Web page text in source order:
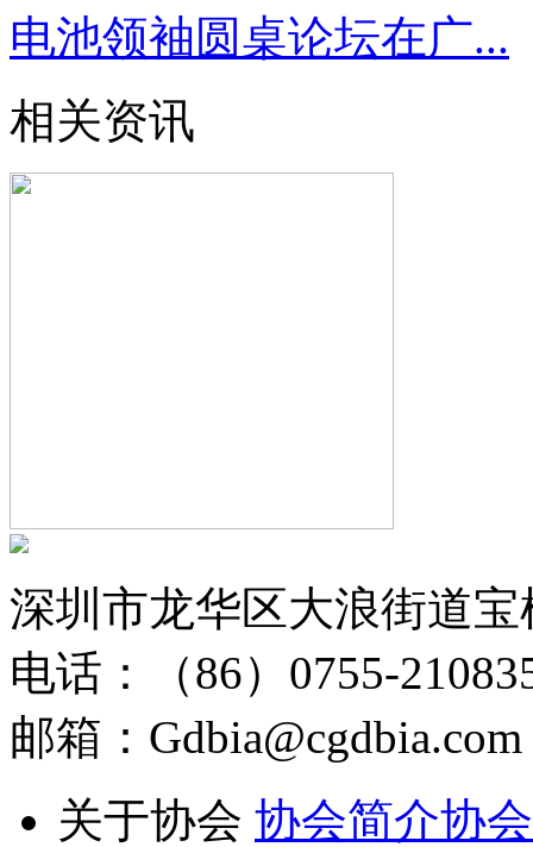
电池领袖圆桌论坛在广...
相关资讯
深圳市龙华区大浪街道
电话：（86）0755-
邮箱：Gdbia@cgdbia.com
关于协会 协会简介协